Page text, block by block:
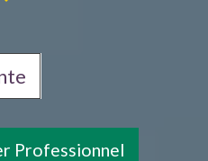
Professionnel